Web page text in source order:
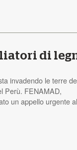
di
invadendo le terre
Perù. FENAMAD,
un appello urgente